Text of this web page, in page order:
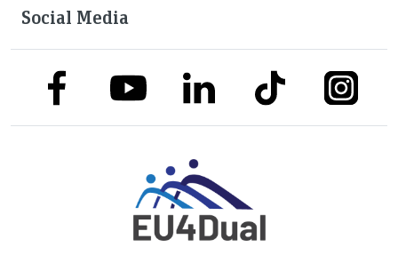
Social Media
link to facebooklink to youtubelink to linkedinlink to tiktok link to